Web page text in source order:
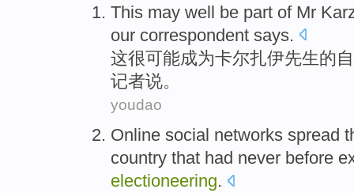
This may well be part of Mr
our correspondent says.
这很可能成为卡尔扎伊先生的
记者说。
youdao
Online social networks spread
country that had never before
electioneering.